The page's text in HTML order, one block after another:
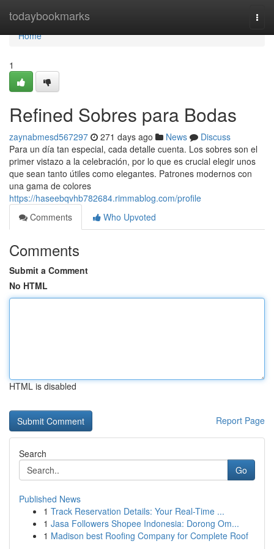
todaybookmarks
Home
Home
1
Refined Sobres para Bodas
zaynabmesd567297 271 days ago News
Discuss
Para un día tan especial, cada detalle cuenta. Los sobres son el
primer vistazo a la celebración, por lo que es crucial elegir unos
que sean tanto útiles como elegantes. Patrones modernos con
una gama de colores
https://haseebqvhb782684.rimmablog.com/profile
Comments
Who Upvoted
Comments
Submit a Comment
No HTML
HTML is disabled
Report Page
Search
Go
Published News
1 Track Reservation Details: Your Real-Time ...
1 Jasa Followers Shopee Indonesia: Dorong Om...
1 Madison best Roofing Company for Complete Roof